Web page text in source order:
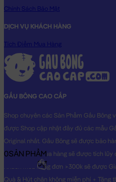
Gấu Bông Baby
Chính Sách Bảo Mật
DỊCH VỤ KHÁCH HÀNG
Tích Điểm Mua Hàng
GẤU BÔNG CAO CẤP
Shop chuyên các Sản Phẩm Gấu Bông
được Shop cập nhật đầy đủ các mẫu
Original nhất. Gấu Bông sẽ được bảo
hàng, Khách mua hàng sẽ được tích lũy
Khách mua hàng đơn >300k sẽ được
Quà & Hút chân không miễn phí + Tặng
0SẢN PHẨM
0₫